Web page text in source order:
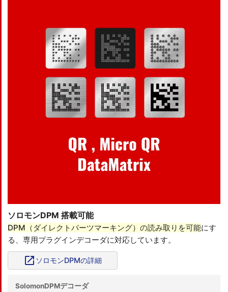
ソロモンDPM 搭載可能
DPM（ダイレクトパーツマーキング）の読み取りを可能にす
る、専用プラグインデコーダに対応しています。
open_in_new ソロモンDPMの詳細
SolomonDPMデコーダ